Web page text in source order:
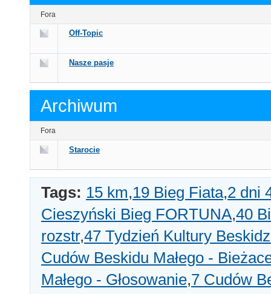
Fora
Off-Topic
Nasze pasje
Archiwum
Fora
Starocie
Tags: 15 km,19 Bieg Fiata,2 dni
Cieszyński Bieg FORTUNA,40
rozstr,47 Tydzień Kultury
Cudów Beskidu Małego -
Małego - Głosowanie,7 Cudów